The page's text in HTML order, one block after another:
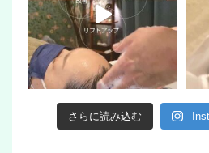
さらに読み込む